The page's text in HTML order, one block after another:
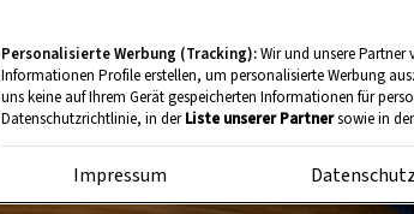
Personalisierte Werbung (Tracking):Wir und unsere
Informationen Profile erstellen, um personalisierte Werbung
uns keine auf Ihrem Gerät gespeicherten Informationen für
Datenschutzrichtlinie, in derListe unserer Partnersowie in
Impressum